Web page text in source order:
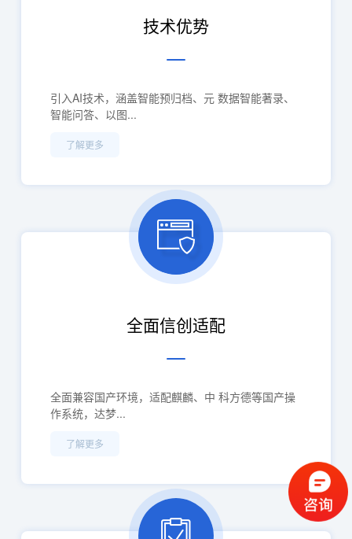
技术优势
引入AI技术，涵盖智能预归档、元 数据智能著录、
智能问答、以图...
了解更多
全面信创适配
全面兼容国产环境，适配麒麟、中 科方德等国产操
作系统，达梦...
了解更多